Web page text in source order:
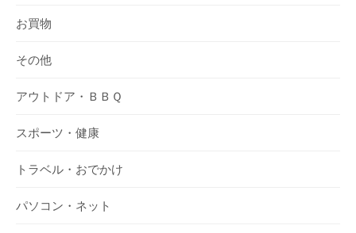
お買物
その他
アウトドア・ＢＢＱ
スポーツ・健康
トラベル・おでかけ
パソコン・ネット